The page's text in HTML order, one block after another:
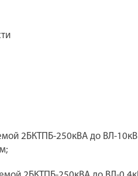
2БКТПБ-250кВА до ВЛ-10кВ